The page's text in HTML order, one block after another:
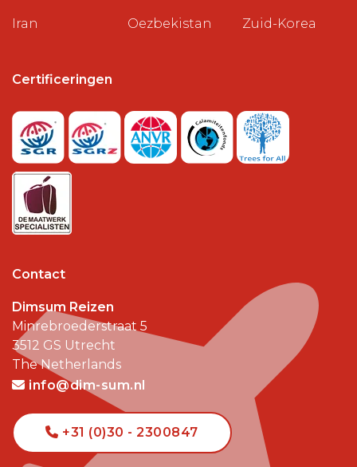
Iran Oezbekistan Zuid-Korea
Certificeringen
Contact
Dimsum Reizen
Minrebroederstraat 5
3512 GS Utrecht
The Netherlands
info@dim-sum.nl
+31 (0)30 - 2300847